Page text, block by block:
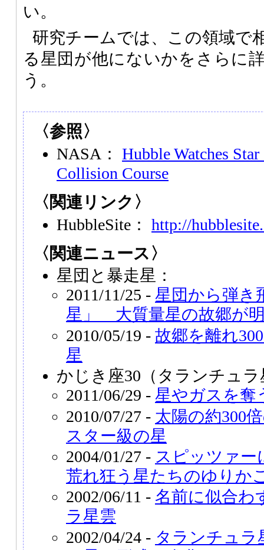
い。
研究チームでは、この領域で
る星団が他にないかをさらに
う。
〈参照〉
NASA： Hubble Watches
Collision Course
〈関連リンク〉
HubbleSite： http://
〈関連ニュース〉
星団と暴走星：
2011/11/25 - 星団から弾き
星」 大質量星の故郷が
2010/05/19 - 故郷を離れ
星
かじき座30（タランチュラ
2011/06/29 - 星やガスを奪
2010/07/27 - 太陽の約300
スター級の星
2004/01/27 - スピッツァ
荒れ狂う星たちのゆりか
2002/06/11 - 名前に似合わ
ラ星雲
2002/04/24 - タランチュラ